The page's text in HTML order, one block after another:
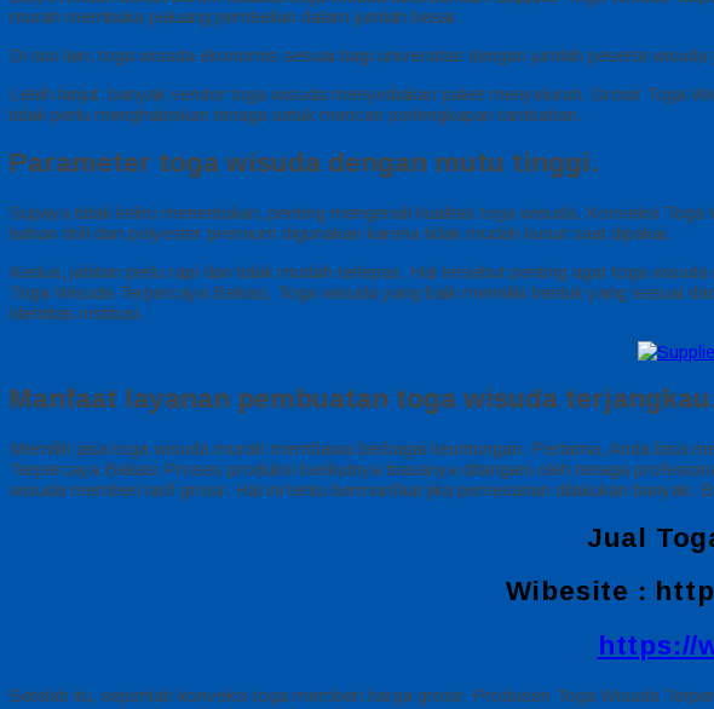
murah membuka peluang pembelian dalam jumlah besar.
Di sisi lain, toga wisuda ekonomis sesuai bagi universitas dengan jumlah peserta
Lebih lanjut, banyak vendor toga wisuda menyediakan paket menyeluruh. Grosir Toga
tidak perlu menghabiskan tenaga untuk mencari perlengkapan tambahan.
Parameter toga wisuda dengan mutu tinggi.
Supaya tidak keliru menentukan, penting mengenali kualitas toga wisuda. Konveksi
bahan drill dan polyester premium digunakan karena tidak mudah kusut saat dipakai.
Kedua, jahitan perlu rapi dan tidak mudah terlepas. Hal tersebut penting agar toga
Toga Wisuda Terpercaya Bekasi, Toga wisuda yang baik memiliki bentuk yang sesuai
identitas institusi.
Manfaat layanan pembuatan toga wisuda
Memilih jasa toga wisuda murah membawa berbagai keuntungan. Pertama, Anda bisa
Terpercaya Bekasi Proses produksi berikutnya biasanya ditangani oleh tenaga
wisuda memberi tarif grosir. Hal ini tentu bermanfaat jika pemesanan dilakukan banyak.
Jual
Wibesite :
https://
Setelah itu, sejumlah konveksi toga memberi harga grosir. Produsen Toga Wisuda